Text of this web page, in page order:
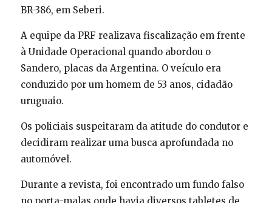
BR-386, em Seberi.
A equipe da PRF realizava fiscalização em frente
à Unidade Operacional quando abordou o
Sandero, placas da Argentina. O veículo era
conduzido por um homem de 53 anos, cidadão
uruguaio.
Os policiais suspeitaram da atitude do condutor e
decidiram realizar uma busca aprofundada no
automóvel.
Durante a revista, foi encontrado um fundo falso